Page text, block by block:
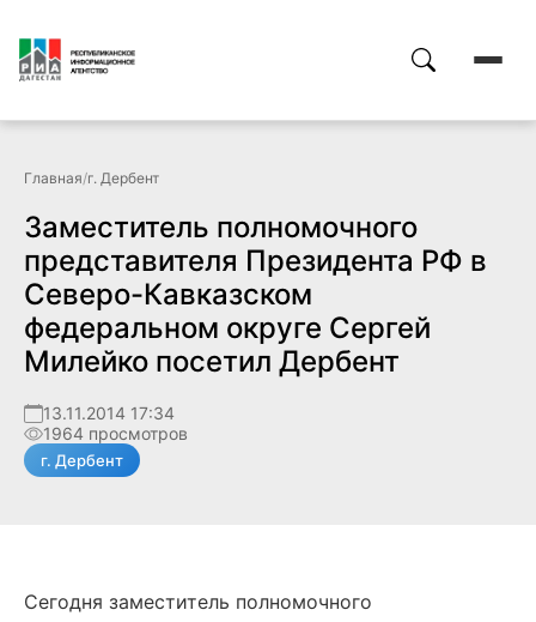
Главная/г. Дербент
Заместитель полномочного
представителя Президента РФ в
Северо-Кавказском
федеральном округе Сергей
Милейко посетил Дербент
13.11.2014 17:34
1964 просмотров
г. Дербент
Сегодня заместитель полномочного